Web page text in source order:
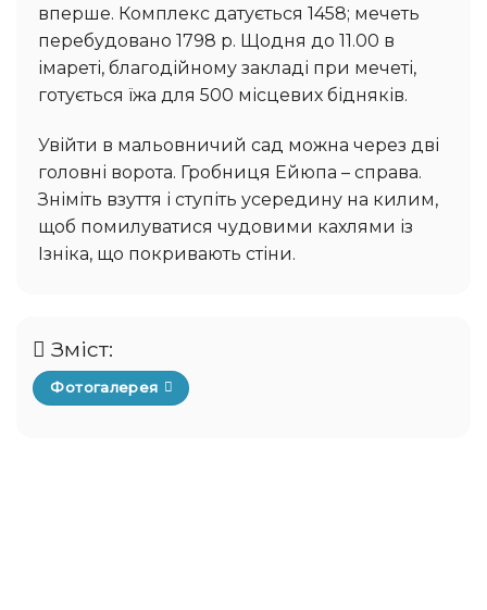
вперше. Комплекс датується 1458; мечеть
перебудовано 1798 р. Щодня до 11.00 в
імареті, благодійному закладі при мечеті,
готується їжа для 500 місцевих бідняків.
Увійти в мальовничий сад можна через дві
головні ворота. Гробниця Ейюпа – справа.
Зніміть взуття і ступіть усередину на килим,
щоб помилуватися чудовими кахлями із
Ізніка, що покривають стіни.
Зміст:
Фотогалерея